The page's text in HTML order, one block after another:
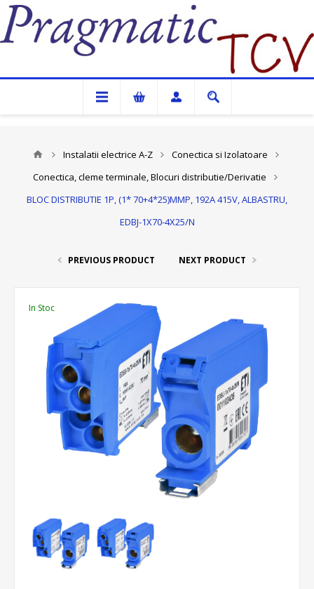
Pragmatic TCV
Instalatii electrice A-Z
Conectica si Izolatoare
Conectica, cleme terminale, Blocuri distributie/Derivatie
BLOC DISTRIBUTIE 1P, (1* 70+4*25)MMP, 192A 415V, ALBASTRU,
EDBJ-1X70-4X25/N
PREVIOUS PRODUCT NEXT PRODUCT
In Stoc